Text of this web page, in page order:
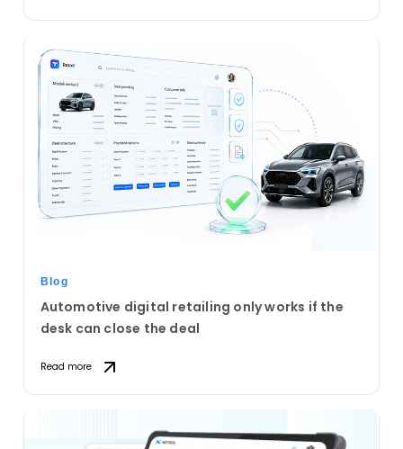
Blog
Automotive digital retailing only works if the
desk can close the deal
Read more